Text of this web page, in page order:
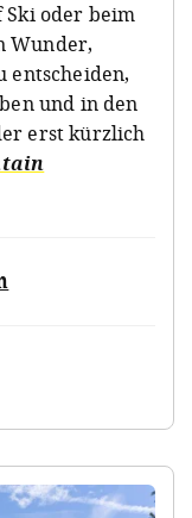
Ski oder beim
Wunder,
entscheiden,
und in den
erst kürzlich